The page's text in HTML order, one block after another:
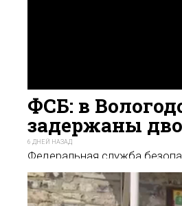
ФСБ: в
задержаны
6 ДНЕЙ НАЗАД
Федеральная служба
Вологодской областях,
украинских спецслужб.
диверсий на транспортных
45